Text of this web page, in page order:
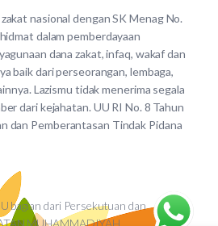
nasional dengan SK Menag No.
dalam pemberdayaan
dana zakat, infaq, wakaf dan
baik dari perseorangan, lembaga,
Lazismu tidak menerima segala
dari kejahatan. UU RI No. 8 Tahun
dan Pemberantasan Tindak Pidana
bagian dari Persekutuan dan
MUHAMMADIYAH